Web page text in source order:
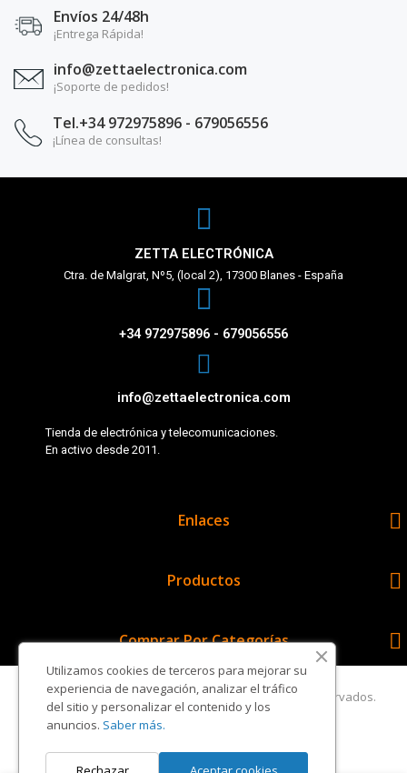
Envíos 24/48h
¡Entrega Rápida!
info@zettaelectronica.com
¡Soporte de pedidos!
Tel.+34 972975896 - 679056556
¡Línea de consultas!
ZETTA ELECTRÓNICA
Ctra. de Malgrat, Nº5, (local 2), 17300 Blanes - España
+34 972975896 - 679056556
info@zettaelectronica.com
Tienda de electrónica y telecomunicaciones.
En activo desde 2011.
Enlaces 
Productos 
Comprar Por Categorías 
Copyright © Zetta Electrónica. Todos los derechos reservados.
Utilizamos cookies de terceros para mejorar su
experiencia de navegación, analizar el tráfico
del sitio y personalizar el contenido y los
anuncios. Saber más.